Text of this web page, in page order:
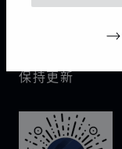
保持更新